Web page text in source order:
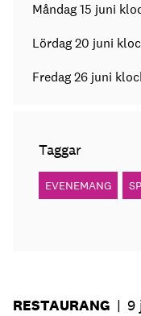
Måndag 15 juni
Lördag 20 juni
Fredag 26 juni
Taggar
EVENEMANG
RESTAURANG | 9